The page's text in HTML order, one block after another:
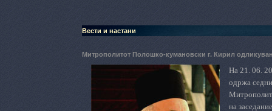
Вести и настани
Митрополитот Полошко-кумановски г. Кирил
На 21. 06.
одржа
на